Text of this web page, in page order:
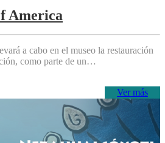
America
a cabo en el museo la restauración
como parte de un…
Ver más